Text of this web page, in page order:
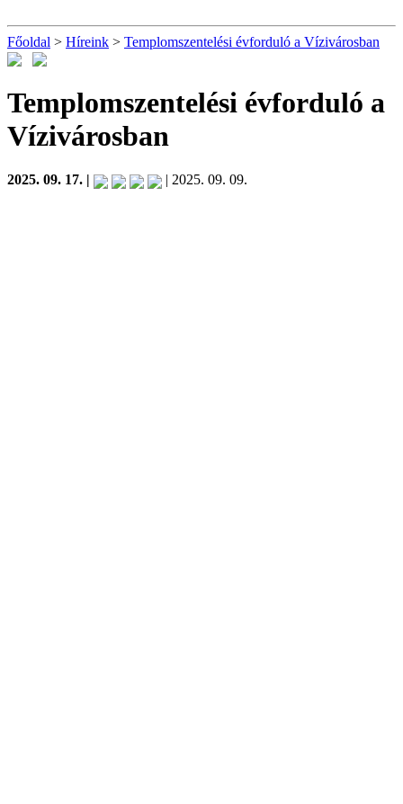
Főoldal > Híreink > Templomszentelési évforduló a Vízivárosban
Templomszentelési évforduló a
Vízivárosban
2025. 09. 17. | | 2025. 09. 09.